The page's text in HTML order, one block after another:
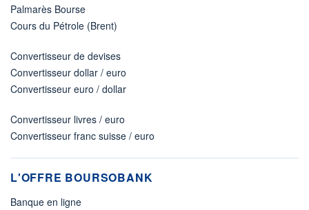
Palmarès Bourse
Cours du Pétrole (Brent)
Convertisseur de devises
Convertisseur dollar / euro
Convertisseur euro / dollar
Convertisseur livres / euro
Convertisseur franc suisse / euro
L'OFFRE BOURSOBANK
Banque en ligne